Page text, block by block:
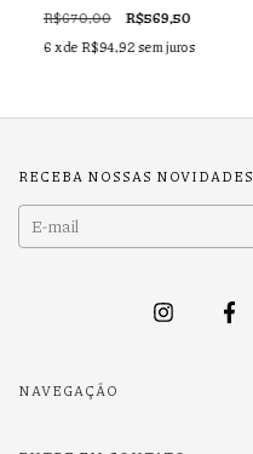
R$670,00 R$569,50
6 x de R$94,92 sem juros
RECEBA NOSSAS NOVIDADES
NAVEGAÇÃO